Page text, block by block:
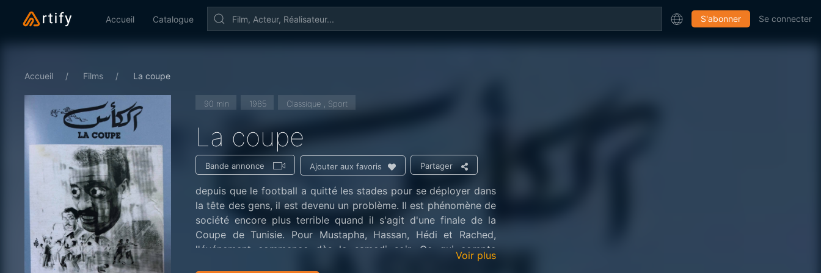
Accueil Catalogue S'abonner Se connecter
Accueil Films La coupe
90 min 1985 Classique , Sport
La coupe
Bande annonce Ajouter aux favoris Partager
depuis que le football a quitté les stades pour se déployer dans
la tête des gens, il est devenu un problème. Il est phénomène de
société encore plus terrible quand il s'agit d'une finale de la
Coupe de Tunisie. Pour Mustapha, Hassan, Hédi et Rached,
l'événement commence dès le samedi soir. Ce qui compte
demain, c'est la victoire de l'équipe favorite. Dimanche, la ville
Voir plus